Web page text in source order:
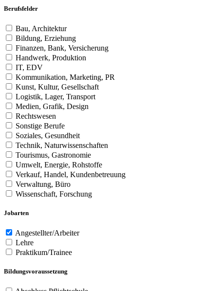
Berufsfelder
Bau, Architektur
Bildung, Erziehung
Finanzen, Bank, Versicherung
Handwerk, Produktion
IT, EDV
Kommunikation, Marketing, PR
Kunst, Kultur, Gesellschaft
Logistik, Lager, Transport
Medien, Grafik, Design
Rechtswesen
Sonstige Berufe
Soziales, Gesundheit
Technik, Naturwissenschaften
Tourismus, Gastronomie
Umwelt, Energie, Rohstoffe
Verkauf, Handel, Kundenbetreuung
Verwaltung, Büro
Wissenschaft, Forschung
Jobarten
Angestellter/Arbeiter
Lehre
Praktikum/Trainee
Bildungsvoraussetzung